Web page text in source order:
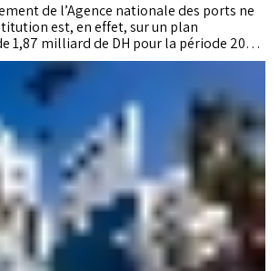
de l’Agence nationale des ports ne
est, en effet, sur un plan
1,87 milliard de DH pour la période 2025-
servira au financement de plusieurs
notamment le renforcement des digues
les zones côtières contre les
d’inondation, garantissant ainsi la
portuaires et des communautés
d’investissement intervient dans
marqué par le démarrage des études
un nouveau
l’Agence à travers sa transformation en
la séparation de ses activités de